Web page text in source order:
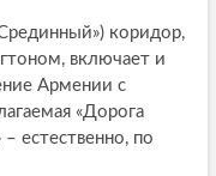
коридор,
включает и
Армении с
«Дорога
естественно, по